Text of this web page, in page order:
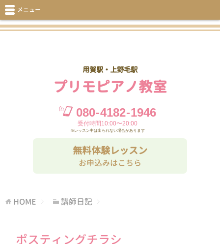
用賀駅・上野毛駅
プリモピアノ教室
080-4182-1946
受付時間10:00〜20:00
※レッスン中は出られない場合があります
無料体験レッスン
お申込みはこちら
メニュー
HOME 講師日記
ポスティングチラシ